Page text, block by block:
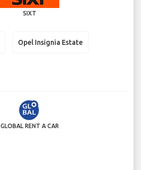
SIXT
Opel Insignia Estate
GLOBAL RENT A CAR